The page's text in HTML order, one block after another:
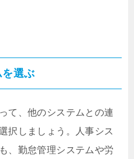
選ぶ
て、他のシステムとの連
択しましょう。人事シス
、勤怠管理システムや労